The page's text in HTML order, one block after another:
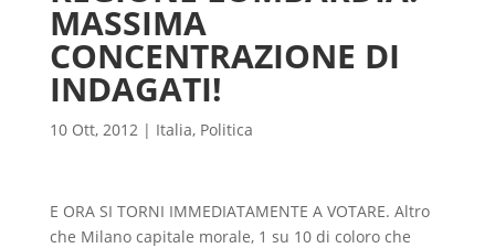
MASSIMA
CONCENTRAZIONE DI
INDAGATI!
10 Ott, 2012| Italia, Politica
E ORA SI TORNI IMMEDIATAMENTE A VOTARE. Altro
che Milano capitale morale, 1 su 10 di coloro che